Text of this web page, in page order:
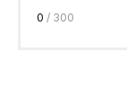
0 / 300